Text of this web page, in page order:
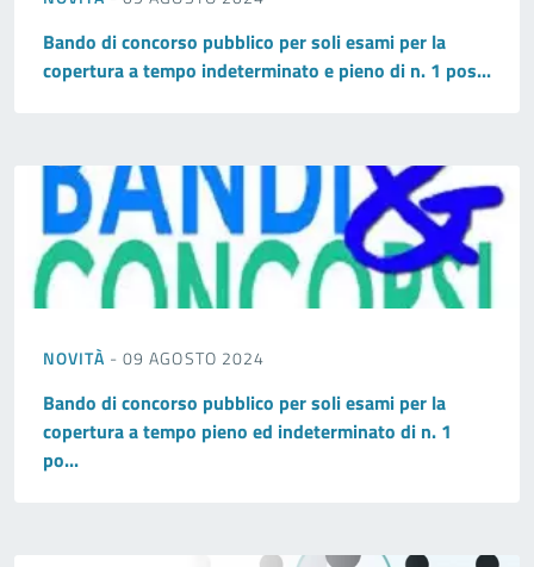
Bando di concorso pubblico per soli esami per la
copertura a tempo indeterminato e pieno di n. 1 pos...
NOVITÀ - 09 AGOSTO 2024
Bando di concorso pubblico per soli esami per la
copertura a tempo pieno ed indeterminato di n. 1
po...